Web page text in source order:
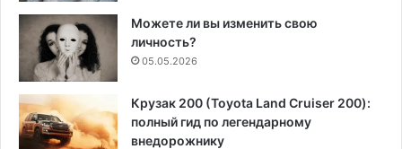
Можете ли вы изменить свою
личность?
05.05.2026
Крузак 200 (Toyota Land Cruiser 200):
полный гид по легендарному
внедорожнику